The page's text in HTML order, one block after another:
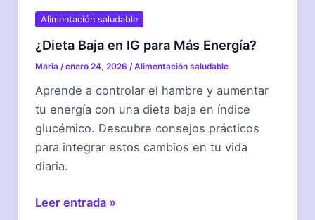
Alimentación saludable
¿Dieta Baja en IG para Más Energía?
Maria /enero 24, 2026 /Alimentación saludable
Aprende a controlar el hambre y aumentar
tu energía con una dieta baja en índice
glucémico. Descubre consejos prácticos
para integrar estos cambios en tu vida
diaria.
¿Dieta
Leer entrada »